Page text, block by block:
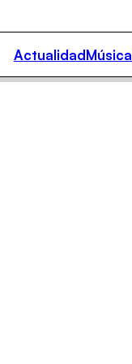
ActualidadMúsica